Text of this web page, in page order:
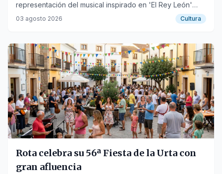
representación del musical inspirado en 'El Rey León'
para el próximo 25 de agosto.
03 agosto 2026 Cultura
Rota celebra su 56ª Fiesta de la Urta con
gran afluencia